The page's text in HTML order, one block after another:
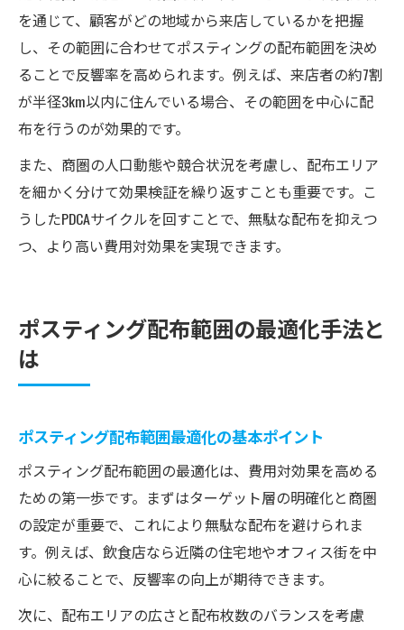
を通じて、顧客がどの地域から来店しているかを把握
し、その範囲に合わせてポスティングの配布範囲を決め
ることで反響率を高められます。例えば、来店者の約7割
が半径3km以内に住んでいる場合、その範囲を中心に配
布を行うのが効果的です。
また、商圏の人口動態や競合状況を考慮し、配布エリア
を細かく分けて効果検証を繰り返すことも重要です。こ
うしたPDCAサイクルを回すことで、無駄な配布を抑えつ
つ、より高い費用対効果を実現できます。
ポスティング配布範囲の最適化手法と
は
ポスティング配布範囲最適化の基本ポイント
ポスティング配布範囲の最適化は、費用対効果を高める
ための第一歩です。まずはターゲット層の明確化と商圏
の設定が重要で、これにより無駄な配布を避けられま
す。例えば、飲食店なら近隣の住宅地やオフィス街を中
心に絞ることで、反響率の向上が期待できます。
次に、配布エリアの広さと配布枚数のバランスを考慮